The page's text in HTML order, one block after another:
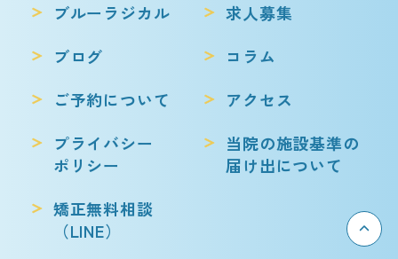
ブルーラジカル
求人募集
ブログ
コラム
ご予約について
アクセス
プライバシー
ポリシー
当院の施設基準の
届け出について
矯正無料相談
（LINE）